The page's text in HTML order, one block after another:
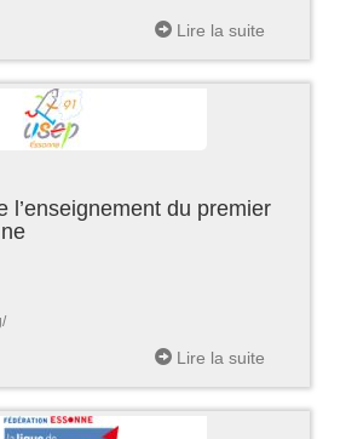
Lire la suite
l’enseignement du premier
Lire la suite